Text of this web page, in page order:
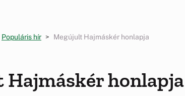
Populáris hír Megújult Hajmáskér honlapja
honlapja